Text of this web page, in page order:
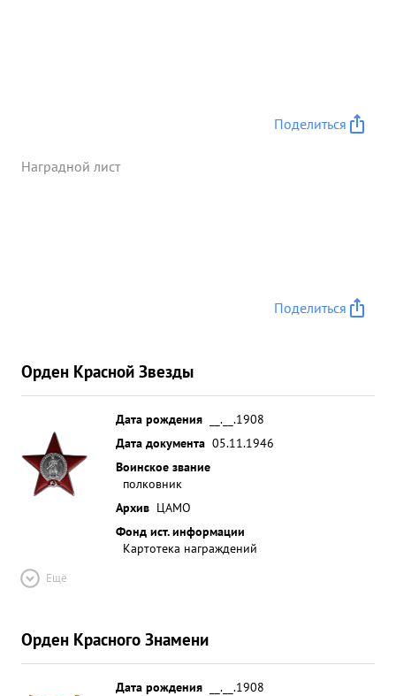
Поделиться
Наградной лист
Поделиться
Орден Красной Звезды
Дата рождения
__.__.1908
Дата документа 05.11.1946
Воинское звание
полковник
Архив ЦАМО
Фонд ист. информации
Картотека награждений
Ещё
Орден Красного Знамени
Дата рождения
__.__.1908